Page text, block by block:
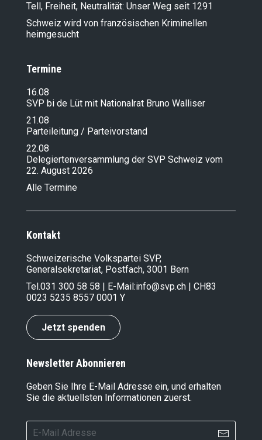
Tell, Freiheit, Neutralität: Unser Weg seit 1291
Schweiz wird von französischen Kriminellen
heimgesucht
Termine
16.08
SVP bi de Lüt mit Nationalrat Bruno Walliser
21.08
Parteileitung / Parteivorstand
22.08
Delegiertenversammlung der SVP Schweiz vom
22. August 2026
Alle Termine
Kontakt
Schweizerische Volkspartei SVP,
Generalsekretariat, Postfach, 3001 Bern
Tel.031 300 58 58 | E-Mail:info@svp.ch | CH83
0023 5235 8557 0001 Y
Jetzt spenden
Newsletter Abonnieren
Geben Sie Ihre E-Mail Adresse ein, und erhalten
Sie die aktuellsten Informationen zuerst.